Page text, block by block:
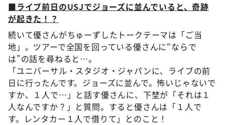
■ライブ前日のUSJでジョーズに並んでいると、奇跡
が起きた！？
続いて優さんがちゅーずしたトークテーマは「ご当
地」。ツアーで全国を回っている優さんに“ならで
は”の話を尋ねると…。
「ユニバーサル・スタジオ・ジャパンに、ライブの前
日に行ったんです。ジョーズに並んで。怖いじゃないで
すか、１人で…」と話す優さんに、下埜が「それは１
人なんですか？」と質問。すると優さんは「１人で
す。レンタカー１人で借りて」とのこと！